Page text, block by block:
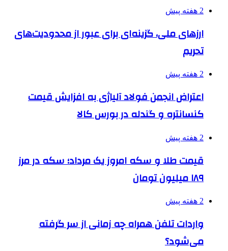
2 هفته پیش
ارزهای ملی، گزینه‌ای برای عبور از محدودیت‌های
تحریم
2 هفته پیش
اعتراض انجمن فولاد آلیاژی به افزایش قیمت
کنسانتره و گندله در بورس کالا
2 هفته پیش
قیمت طلا و سکه امروز یک مرداد؛ سکه در مرز
۱۸۹ میلیون تومان
2 هفته پیش
واردات تلفن همراه چه زمانی از سر گرفته
می‌شود؟